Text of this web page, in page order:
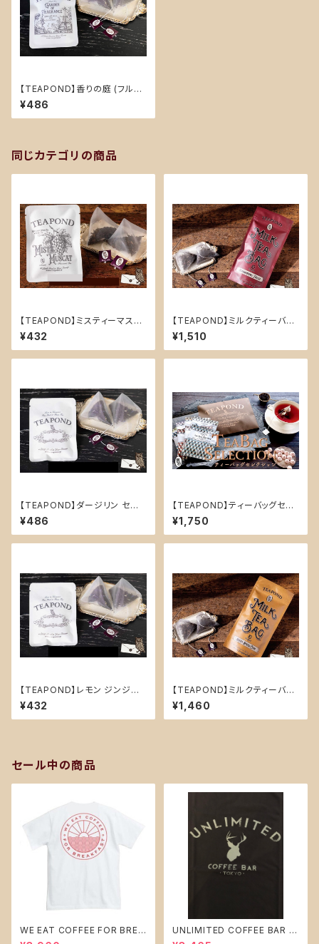
【TEAPOND】香りの庭 (フルー
ツティー)デザイン袋入りティー
バッグ2個入り
¥486
同じカテゴリの商品
【TEAPOND】ミスティーマスカ
ット デザイン袋入り ティーバッ
グ2個入り
¥432
【TEAPOND】ミルクティーバッ
グ スタンドバック 10個入(ストロ
ベリーフィールズ)
¥1,510
【TEAPOND】ダージリン セブ
¥486
【TEAPOND】ティーバッグセレ
クション
¥1,750
【TEAPOND】レモン ジンジャ
ー (フレーバーティー)ティーバッ
グ2個入り
¥432
【TEAPOND】ミルクティーバッ
グ スタンドバック 10個入(セブ
ンスパイス チャイ)
¥1,460
セール中の商品
WE EAT COFFEE FOR BREA
KFAST ver.1 Tシャツ白（Mサ
UNLIMITED COFFEE BAR オ
リジナル Ｔシャツ 【 ブラック 】t